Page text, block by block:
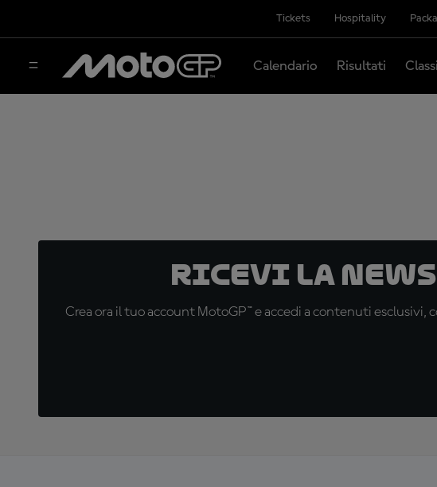
Tickets Hospitality
Calendario Risultati
Ricevi la
Crea ora il tuo account MotoGP™ e accedi a contenuti